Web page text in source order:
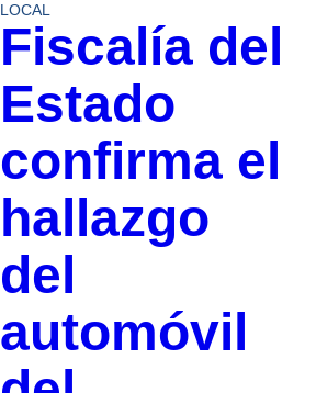
LOCAL
Fiscalía del
Estado
confirma el
hallazgo
del
automóvil